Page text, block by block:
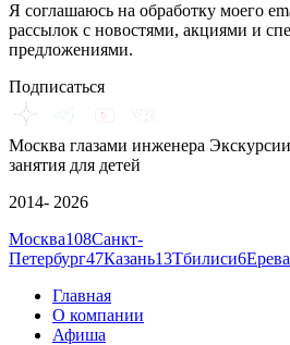
Я соглашаюсь на обработку моего
рассылок с новостями, акциями и
предложениями.
Подписаться
Москва глазами инженера
занятия для детей
2014- 2026
Москва108Санкт-
Петербург47Казань13Тбилиси6
Главная
О компании
Афиша